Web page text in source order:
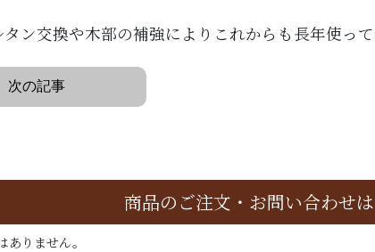
ン交換や木部の補強によりこれからも長年使っ
次の記事
商品のご注文・お問い合わせ
りません。